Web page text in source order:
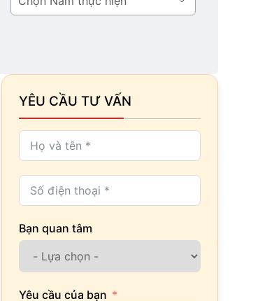
thực
YÊU CẦU TƯ VẤN
Bạn quan tâm
Yêu cầu của bạn